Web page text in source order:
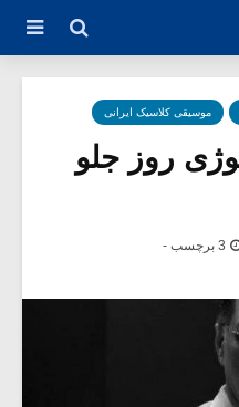
موسیقی کلاسیک ایرانی
روز جلو
3 برچسب -